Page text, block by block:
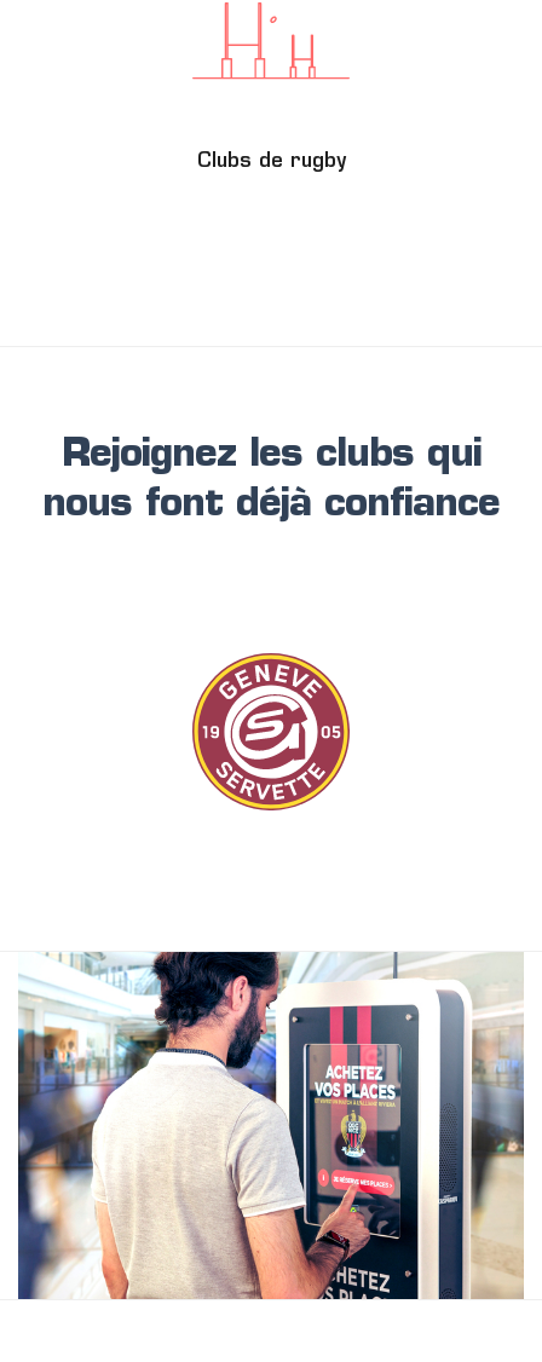
Clubs de rugby
Rejoignez les clubs qui
nous font déjà confiance